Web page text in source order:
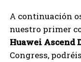
A continuación
nuestro primer
Huawei Ascend
Congress,